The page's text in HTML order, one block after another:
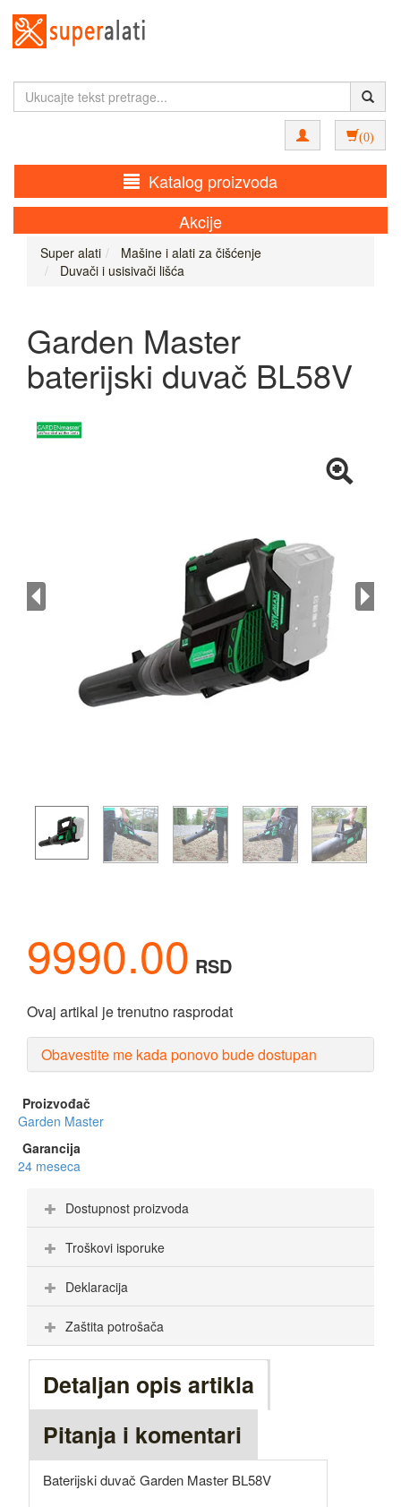
(0)
Katalog proizvoda
Akcije
Super alati
Mašine i alati za čišćenje
Duvači i usisivači lišća
Garden Master
baterijski duvač BL58V
9990.00 RSD
Ovaj artikal je trenutno rasprodat
Obavestite me kada ponovo bude dostupan
Proizvođač
Garden Master
Garancija
24 meseca
Dostupnost proizvoda
Troškovi isporuke
Deklaracija
Zaštita potrošača
Detaljan opis artikla
Pitanja i komentari
Baterijski duvač Garden Master BL58V